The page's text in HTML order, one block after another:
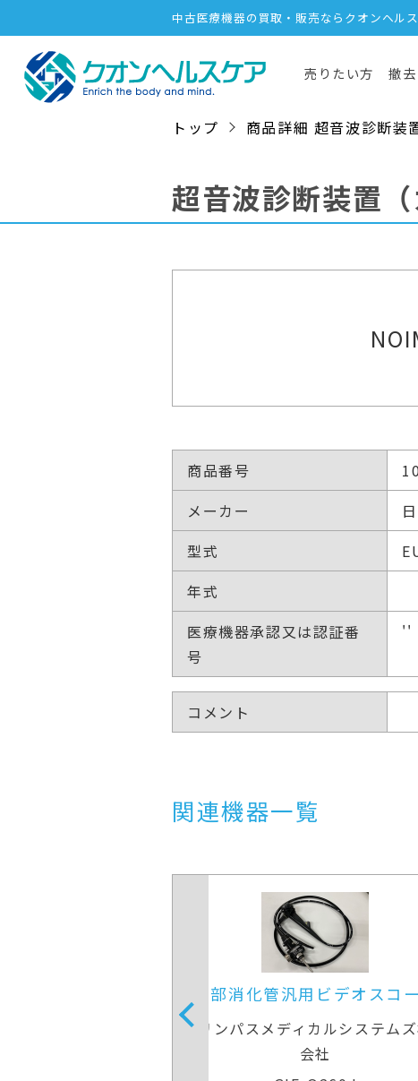
中古医療機器の買取・販売ならクオンヘル
売りたい方 撤
トップ 商品詳細 超音波診断
超音波診断装置
商品番号
メーカー
型式
年式
医療機器承認又は認証番
号
''
コメント
関連機器一覧
上部消化管汎用ビデオスコ
オリンパスメディカルシステム
会社